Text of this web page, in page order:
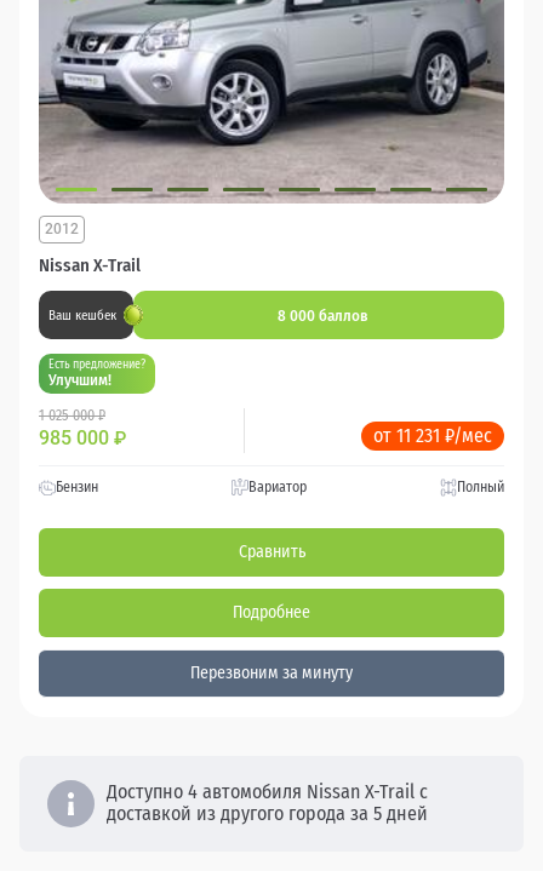
Nissan X-Trail
2012
Ваш кешбек 8 000 баллов
Есть предложение?
Улучшим!
1 025 000 ₽
985 000 ₽ от 11 231 ₽/мес
Бензин Вариатор Полный
Сравнить
Подробнее
Перезвоним за минуту
Доступно 4 автомобиля Nissan X-Trail с
доставкой из другого города за 5 дней